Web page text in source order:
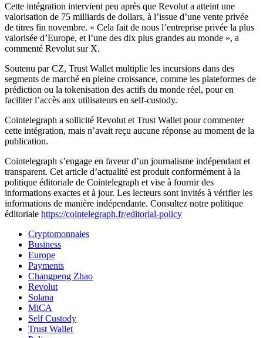
Cette intégration intervient peu après que Revolut a atteint une
valorisation de 75 milliards de dollars, à l’issue d’une vente privée
de titres fin novembre. « Cela fait de nous l’entreprise privée la plus
valorisée d’Europe, et l’une des dix plus grandes au monde », a
commenté Revolut sur X.
Soutenu par CZ, Trust Wallet multiplie les incursions dans des
segments de marché en pleine croissance, comme les plateformes de
prédiction ou la tokenisation des actifs du monde réel, pour en
faciliter l’accès aux utilisateurs en self-custody.
Cointelegraph a sollicité Revolut et Trust Wallet pour commenter
cette intégration, mais n’avait reçu aucune réponse au moment de la
publication.
Cointelegraph s’engage en faveur d’un journalisme indépendant et
transparent. Cet article d’actualité est produit conformément à la
politique éditoriale de Cointelegraph et vise à fournir des
informations exactes et à jour. Les lecteurs sont invités à vérifier les
informations de manière indépendante. Consultez notre politique
éditoriale https://cointelegraph.fr/editorial-policy
Cryptomonnaies
Business
Europe
Payments
Changpeng Zhao
Revolut
Solana
MiCA
Self Custody
Trust Wallet